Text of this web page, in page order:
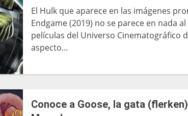
El Hulk que aparece en las imágenes
Endgame (2019) no se parece en nada
películas del Universo Cinematográfico
aspecto...
Conoce a Goose, la gata